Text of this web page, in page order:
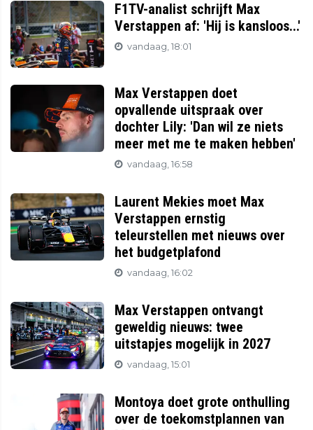
F1TV-analist schrijft Max
Verstappen af: 'Hij is kansloos...'
vandaag, 18:01
Max Verstappen doet
opvallende uitspraak over
dochter Lily: 'Dan wil ze niets
meer met me te maken hebben'
vandaag, 16:58
Laurent Mekies moet Max
Verstappen ernstig
teleurstellen met nieuws over
het budgetplafond
vandaag, 16:02
Max Verstappen ontvangt
geweldig nieuws: twee
uitstapjes mogelijk in 2027
vandaag, 15:01
Montoya doet grote onthulling
over de toekomstplannen van